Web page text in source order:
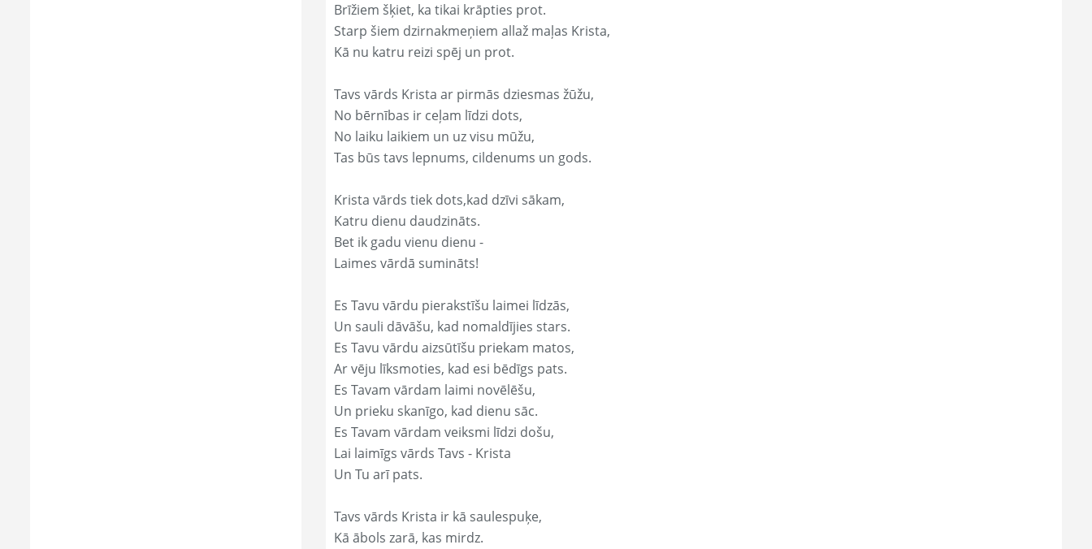
Brīžiem šķiet, ka tikai krāpties prot.
Starp šiem dzirnakmeņiem allaž maļas Krista,
Kā nu katru reizi spēj un prot.
Tavs vārds Krista ar pirmās dziesmas žūžu,
No bērnības ir ceļam līdzi dots,
No laiku laikiem un uz visu mūžu,
Tas būs tavs lepnums, cildenums un gods.
Krista vārds tiek dots,kad dzīvi sākam,
Katru dienu daudzināts.
Bet ik gadu vienu dienu -
Laimes vārdā sumināts!
Es Tavu vārdu pierakstīšu laimei līdzās,
Un sauli dāvāšu, kad nomaldījies stars.
Es Tavu vārdu aizsūtīšu priekam matos,
Ar vēju līksmoties, kad esi bēdīgs pats.
Es Tavam vārdam laimi novēlēšu,
Un prieku skanīgo, kad dienu sāc.
Es Tavam vārdam veiksmi līdzi došu,
Lai laimīgs vārds Tavs - Krista
Un Tu arī pats.
Tavs vārds Krista ir kā saulespuķe,
Kā ābols zarā, kas mirdz.